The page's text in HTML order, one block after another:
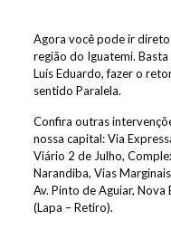
Agora você pode ir direto
região do Iguatemi.
Luís Eduardo, fazer o
sentido Paralela.
Confira outras
nossa capital: Via
Viário 2 de Julho,
Narandiba, Vias
Av. Pinto de Aguiar,
(Lapa – Retiro).